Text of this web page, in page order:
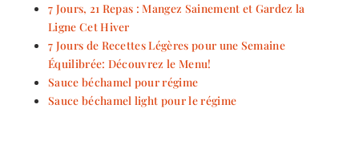
7 Jours, 21 Repas : Mangez Sainement et Gardez la
Ligne Cet Hiver
7 Jours de Recettes Légères pour une Semaine
Équilibrée: Découvrez le Menu!
Sauce béchamel pour régime
Sauce béchamel light pour le régime